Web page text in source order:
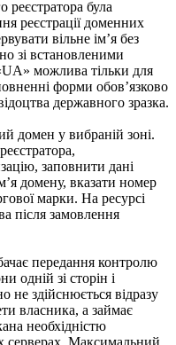
реєстратора була
реєстрації доменних
вільне ім’я без
зі встановленими
можлива тільки для
форми обов’язково
державного зразка.
домен у вибраній зоні.
заповнити дані
домену, вказати номер
марки. На ресурсі
після замовлення
передання контролю
одній зі сторін і
не здійснюється відразу
власника, а займає
необхідністю